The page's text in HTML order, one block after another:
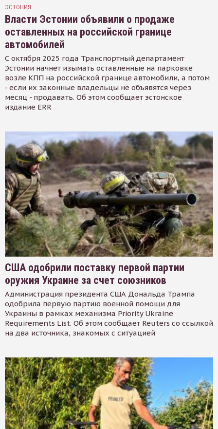
ЭСТОНИЯ
Власти Эстонии объявили о продаже
оставленных на российской границе
автомобилей
С октября 2025 года Транспортный департамент
Эстонии начнет изымать оставленные на парковке
возле КПП на российской границе автомобили, а потом
- если их законные владельцы не объявятся через
месяц - продавать. Об этом сообщает эстонское
издание ERR
США одобрили поставку первой партии
оружия Украине за счет союзников
Администрация президента США Дональда Трампа
одобрила первую партию военной помощи для
Украины в рамках механизма Priority Ukraine
Requirements List. Об этом сообщает Reuters со ссылкой
на два источника, знакомых с ситуацией